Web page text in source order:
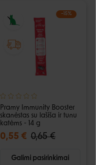
−15%
Pramy Immunity Booster
skanėstas su lašiša ir tunu
katėms - 14 g
0,55 € 0,65 €
Galimi pasirinkimai